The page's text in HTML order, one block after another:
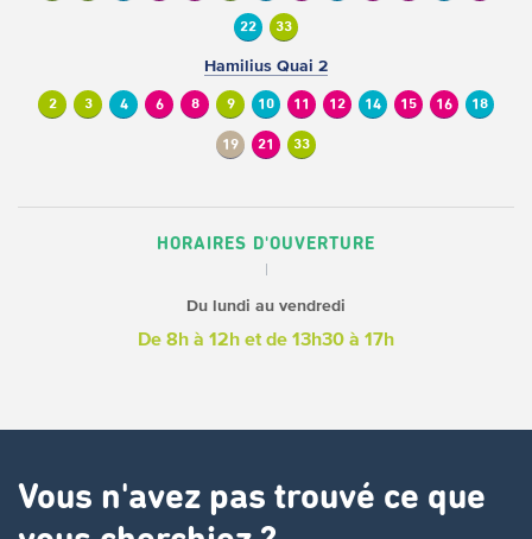
22 33
Hamilius Quai 2
2 3 4 6 8 9 10 11 12 14 15 16 18
19 21 33
HORAIRES D'OUVERTURE
Du lundi au vendredi
De 8h à 12h et de 13h30 à 17h
Vous n'avez pas trouvé ce que